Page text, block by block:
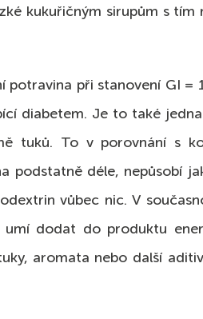
kukuřičným sirupům s
potravina při stanovení GI =
diabetem. Je to také
tuků. To v porovnání s
podstatně déle, nepůsobí
vůbec nic. V
dodat do produktu
aromata nebo další